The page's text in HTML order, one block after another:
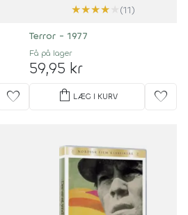
favorite
★★★★
(11)
Terror - 1977
Få på lager
59,95 kr
shopping_bag LÆG I KURV favorite